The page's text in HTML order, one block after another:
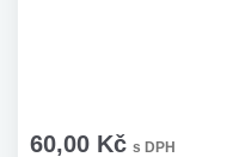
60,00 Kč s DPH